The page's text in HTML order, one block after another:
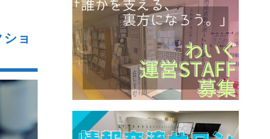
ョ